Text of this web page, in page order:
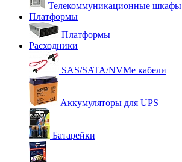
Телекоммуникационные шкафы
Платформы
Платформы
Расходники
SAS/SATA/NVMe кабели
Аккумуляторы для UPS
Батарейки